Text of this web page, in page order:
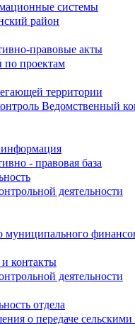
системы
район
правовые акты
по проектам
территории
Ведомственный
- правовая база
деятельности
муниципального
контакты
деятельности
отдела
о передаче